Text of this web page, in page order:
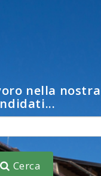
nella
Cerca